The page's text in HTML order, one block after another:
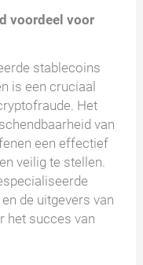
voordeel voor
stablecoins
is een cruciaal
Het
van
een effectief
veilig te stellen.
de uitgevers van
het succes van